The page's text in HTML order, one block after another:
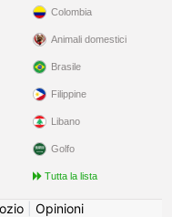
Colombia
Animali domestici
Brasile
Filippine
Libano
Golfo
Tutta la lista
| Opinioni